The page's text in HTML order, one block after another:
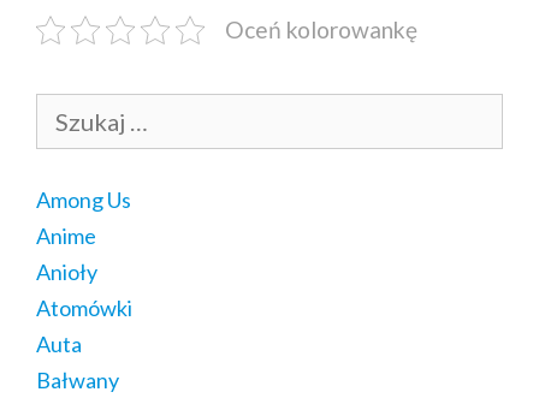
Oceń kolorowankę
Among Us
Anime
Anioły
Atomówki
Auta
Bałwany